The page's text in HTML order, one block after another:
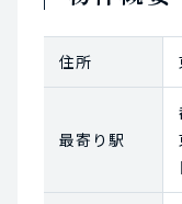
住所
最寄り駅